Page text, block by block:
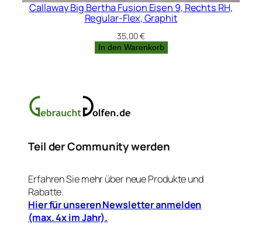
Callaway Big Bertha Fusion Eisen 9, Rechts RH,
Regular-Flex, Graphit
35,00€
In den Warenkorb
Teil der Community werden
Erfahren Sie mehr über neue Produkte und
Rabatte.
Hier für unseren Newsletter anmelden
(max. 4x im Jahr).